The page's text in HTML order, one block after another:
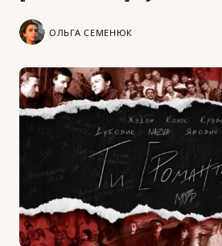
ОЛЬГА СЕМЕНЮК